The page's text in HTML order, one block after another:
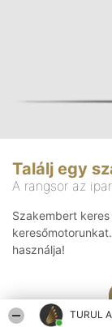
TURUL
Találj egy
A rangsor az
Szakembert
használja!